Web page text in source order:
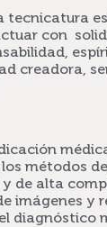
tecnicatura
con
creadora,
métodos
de alta
imágenes y
diagnóstico